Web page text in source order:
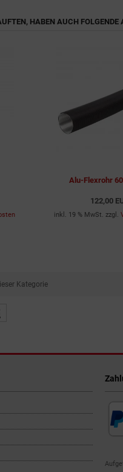
HABEN AUCH FOLGENDE
Alu-Flexrohr
122,00
inkl. 19 % MwSt. zzgl.
Kategorie